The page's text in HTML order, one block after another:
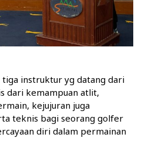
instruktur yg datang dari
dari kemampuan atlit,
kejujuran juga
teknis bagi seorang golfer
diri dalam permainan